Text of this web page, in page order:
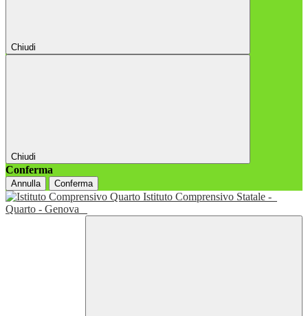
Chiudi
Chiudi
Conferma
Annulla Conferma
Istituto Comprensivo Statale -
Quarto - Genova